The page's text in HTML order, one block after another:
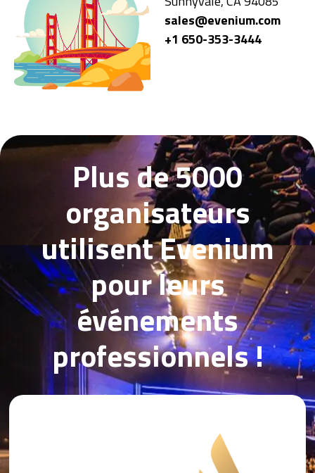
sales@evenium.com
+1 650-353-3444
Plus de 5000
organisateurs
utilisent Evenium
pour leurs
événements
professionnels !